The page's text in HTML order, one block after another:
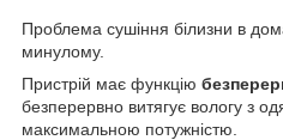
Проблема сушіння білизни в
минулому.
Пристрій має функцію
безперервно витягує вологу з
максимальною потужністю.